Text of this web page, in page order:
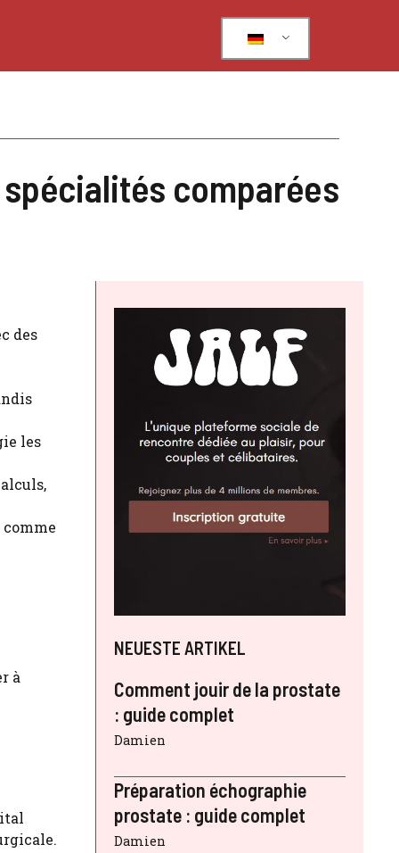
comparées
des
les
à
NEUESTE ARTIKEL
Comment jouir de la prostate
: guide complet
Damien
Préparation échographie
prostate : guide complet
Damien